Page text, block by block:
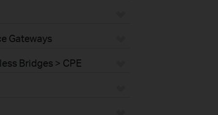
Gateways
Bridges > CPE